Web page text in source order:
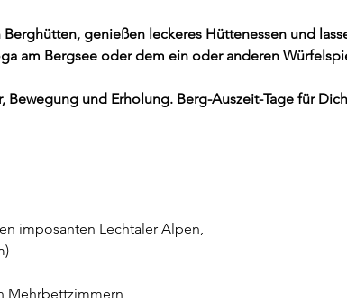
genießen leckeres Hüttenessen und
am Bergsee oder dem ein oder anderen
Bewegung und Erholung. Berg-Auszeit-Tage für
imposanten Lechtaler Alpen,
Mehrbettzimmern